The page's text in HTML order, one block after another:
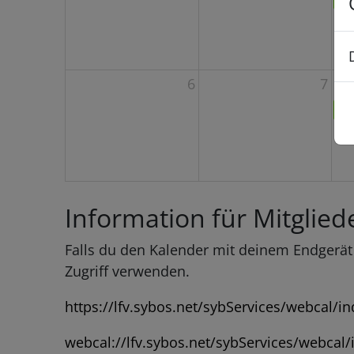
6 7
Information für
Falls du den Kalender mit deinem
Zugriff verwenden.
https://lfv.sybos.net/sybServices/webcal/
webcal://lfv.sybos.net/sybServices/